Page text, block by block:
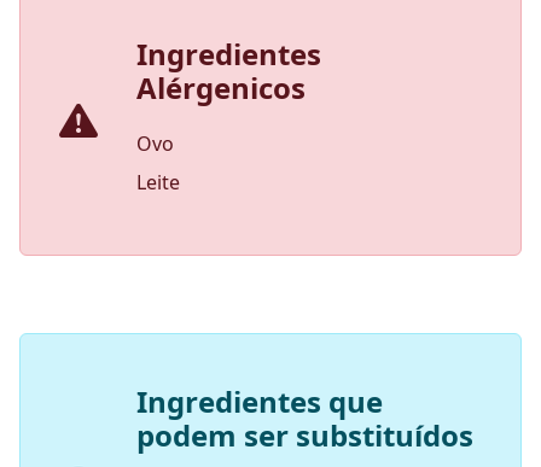
Ingredientes
Alérgenicos
Ovo
Leite
Ingredientes que
podem ser substituídos